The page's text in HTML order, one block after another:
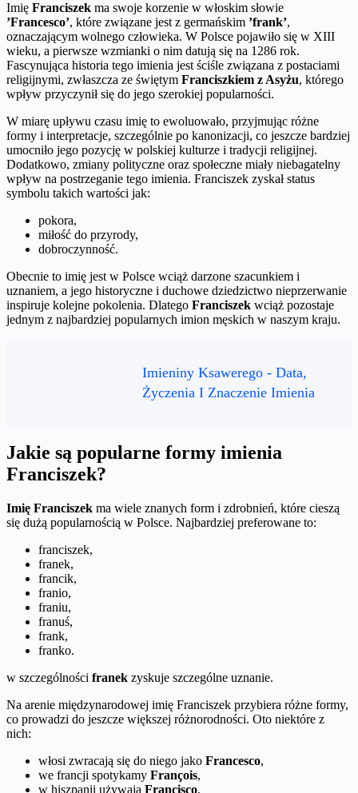
Imię Franciszek ma swoje korzenie w włoskim słowie
’Francesco’, które związane jest z germańskim ’frank’,
oznaczającym wolnego człowieka. W Polsce pojawiło się w XIII
wieku, a pierwsze wzmianki o nim datują się na 1286 rok.
Fascynująca historia tego imienia jest ściśle związana z postaciami
religijnymi, zwłaszcza ze świętym Franciszkiem z Asyżu, którego
wpływ przyczynił się do jego szerokiej popularności.
W miarę upływu czasu imię to ewoluowało, przyjmując różne
formy i interpretacje, szczególnie po kanonizacji, co jeszcze bardziej
umocniło jego pozycję w polskiej kulturze i tradycji religijnej.
Dodatkowo, zmiany polityczne oraz społeczne miały niebagatelny
wpływ na postrzeganie tego imienia. Franciszek zyskał status
symbolu takich wartości jak:
pokora,
miłość do przyrody,
dobroczynność.
Obecnie to imię jest w Polsce wciąż darzone szacunkiem i
uznaniem, a jego historyczne i duchowe dziedzictwo nieprzerwanie
inspiruje kolejne pokolenia. Dlatego Franciszek wciąż pozostaje
jednym z najbardziej popularnych imion męskich w naszym kraju.
Imieniny Ksawerego - Data,
Życzenia I Znaczenie Imienia
Jakie są popularne formy imienia
Franciszek?
Imię Franciszek ma wiele znanych form i zdrobnień, które cieszą
się dużą popularnością w Polsce. Najbardziej preferowane to:
franciszek,
franek,
francik,
franio,
franiu,
franuś,
frank,
franko.
w szczególności franek zyskuje szczególne uznanie.
Na arenie międzynarodowej imię Franciszek przybiera różne formy,
co prowadzi do jeszcze większej różnorodności. Oto niektóre z
nich:
włosi zwracają się do niego jako Francesco,
we francji spotykamy François,
w hiszpanii używają Francisco,